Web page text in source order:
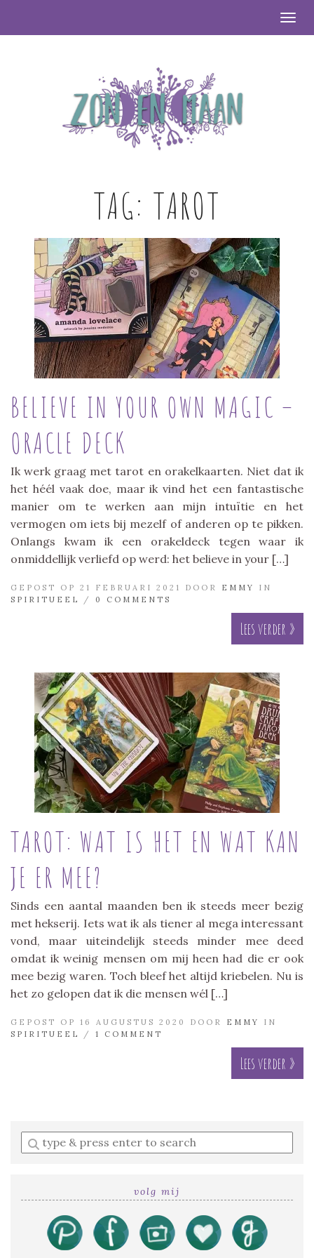
TAG: TAROT
BELIEVE IN YOUR OWN MAGIC –
ORACLE DECK
Ik werk graag met tarot en orakelkaarten. Niet dat ik
het héél vaak doe, maar ik vind het een fantastische
manier om te werken aan mijn intuïtie en het
vermogen om iets bij mezelf of anderen op te pikken.
Onlangs kwam ik een orakeldeck tegen waar ik
onmiddellijk verliefd op werd: het believe in your […]
GEPOST OP 21 FEBRUARI 2021 DOOR EMMY
IN
SPIRITUEEL
/ 0 COMMENTS
Lees verder »
TAROT: WAT IS HET EN WAT KAN
JE ER MEE?
Sinds een aantal maanden ben ik steeds meer bezig
met hekserij. Iets wat ik als tiener al mega interessant
vond, maar uiteindelijk steeds minder mee deed
omdat ik weinig mensen om mij heen had die er ook
mee bezig waren. Toch bleef het altijd kriebelen. Nu is
het zo gelopen dat ik die mensen wél […]
GEPOST OP 16 AUGUSTUS 2020 DOOR EMMY
IN
SPIRITUEEL
/ 1 COMMENT
Lees verder »
Enter
a
volg mij